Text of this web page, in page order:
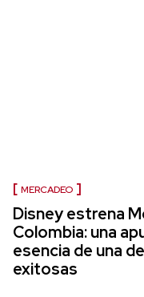
MERCADEO
Disney estrena
Colombia: una
esencia de una
exitosas